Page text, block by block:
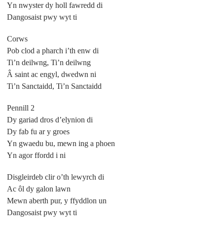
Yn nwyster dy holl fawredd di
Dangosaist pwy wyt ti
Corws
Pob clod a pharch i’th enw di
Ti’n deilwng, Ti’n deilwng
Â saint ac engyl, dwedwn ni
Ti’n Sanctaidd, Ti’n Sanctaidd
Pennill 2
Dy gariad dros d’elynion di
Dy fab fu ar y groes
Yn gwaedu bu, mewn ing a phoen
Yn agor ffordd i ni
Disgleirdeb clir o’th lewyrch di
Ac ôl dy galon lawn
Mewn aberth pur, y ffyddlon un
Dangosaist pwy wyt ti